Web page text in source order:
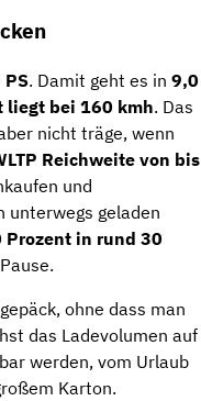
PS. Damit geht es in 9,0
liegt bei 160 kmh. Das
nicht träge, wenn
Reichweite von bis
und
unterwegs geladen
Prozent in rund 30
ohne dass man
das Ladevolumen auf
werden, vom Urlaub
Karton.